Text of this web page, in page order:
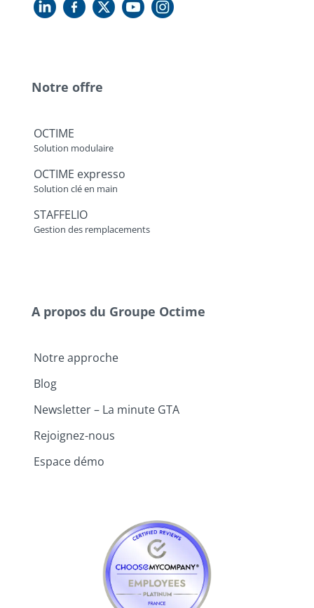
Notre offre
OCTIME
Solution modulaire
OCTIME expresso
Solution clé en main
STAFFELIO
Gestion des remplacements
A propos du Groupe Octime
Notre approche
Blog
Newsletter – La minute GTA
Rejoignez-nous
Espace démo